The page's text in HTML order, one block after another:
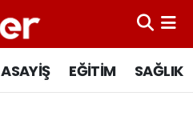
ASAYİŞ EĞİTİM SAĞLIK